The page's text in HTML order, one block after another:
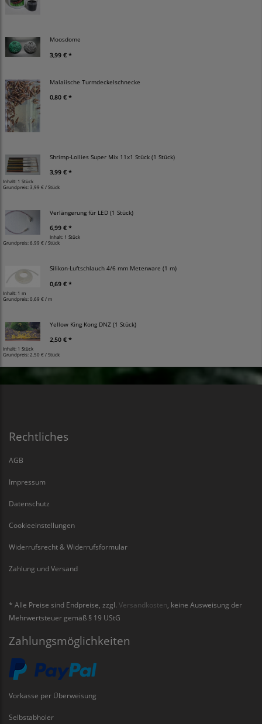
Moosdome
3,99 € *
Malaiische Turmdeckelschnecke
0,80 € *
Shrimp-Lollies Super Mix 11x1 Stück (1 Stück)
3,99 € *
Inhalt: 1 Stück
Grundpreis:3,99 € / Stück
Verlängerung für LED (1 Stück)
6,99 € *
Inhalt: 1 Stück
Grundpreis:6,99 € / Stück
Silikon-Luftschlauch 4/6 mm Meterware (1 m)
0,69 € *
Inhalt: 1 m
Grundpreis:0,69 € / m
Yellow King Kong DNZ (1 Stück)
2,50 € *
Inhalt: 1 Stück
Grundpreis: 2,50 € / Stück
Rechtliches
AGB
Impressum
Datenschutz
Cookieeinstellungen
Widerrufsrecht & Widerrufsformular
Zahlung und Versand
* Alle Preise sind Endpreise, zzgl. Versandkosten , keine Ausweisung der
Mehrwertsteuer gemäß § 19 UStG
Zahlungsmöglichkeiten
Vorkasse per Überweisung
Selbstabholer